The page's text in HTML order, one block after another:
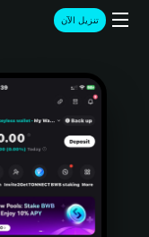
تنزيل الآن